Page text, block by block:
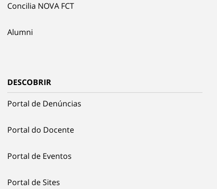
Concilia NOVA FCT
Alumni
DESCOBRIR
Portal de Denúncias
Portal do Docente
Portal de Eventos
Portal de Sites